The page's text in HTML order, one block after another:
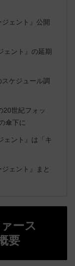
ェント』公開
ェント』の延期
ケジュール調
20世紀フォッ
傘下に
ェント』は「キ
ェント』まと
ース
要